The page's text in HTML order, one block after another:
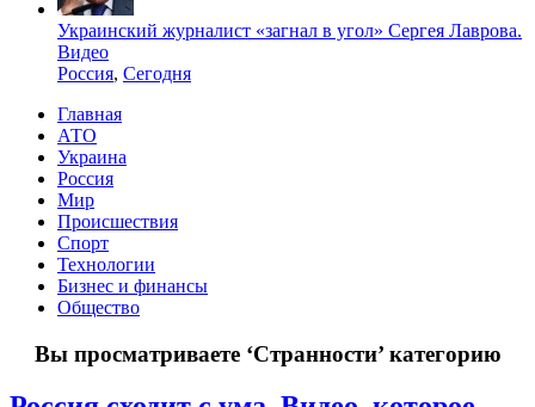
Украинский журналист «загнал в угол» Сергея Лаврова.
Видео
Россия, Сегодня
Главная
АТО
Украина
Россия
Мир
Происшествия
Спорт
Технологии
Бизнес и финансы
Общество
Вы просматриваете ‘Странности’категорию